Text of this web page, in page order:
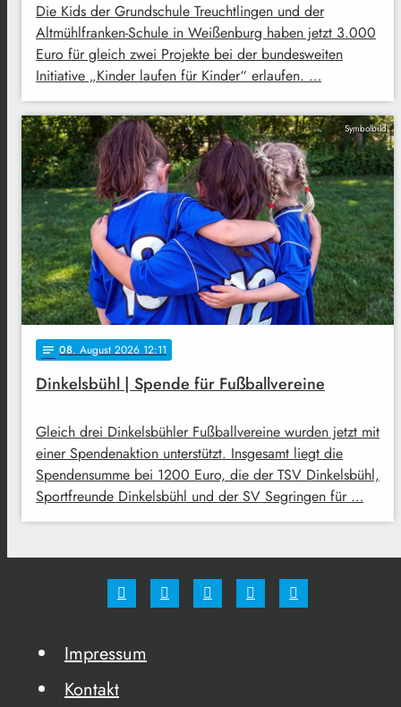
Die Kids der Grundschule Treuchtlingen und der
Altmühlfranken-Schule in Weißenburg haben jetzt 3.000
Euro für gleich zwei Projekte bei der bundesweiten
Initiative „Kinder laufen für Kinder“ erlaufen. …
Symbolbild
notes 08. August 2026 12:11
Dinkelsbühl | Spende für Fußballvereine
Gleich drei Dinkelsbühler Fußballvereine wurden jetzt mit
einer Spendenaktion unterstützt. Insgesamt liegt die
Spendensumme bei 1200 Euro, die der TSV Dinkelsbühl,
Sportfreunde Dinkelsbühl und der SV Segringen für …
Impressum
Kontakt